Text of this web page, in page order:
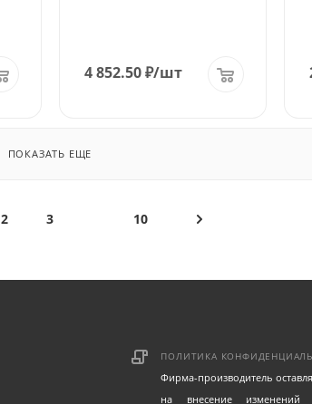
4 852.50₽/шт
ПОКАЗАТЬ ЕЩЕ
2 3 10
ПОЛИТИКА
Фирма-производитель
на внесение изменений